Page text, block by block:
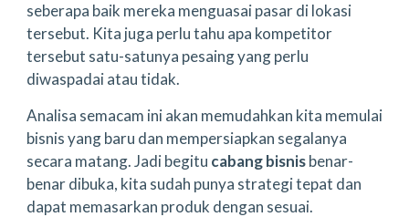
seberapa baik mereka menguasai pasar di lokasi
tersebut. Kita juga perlu tahu apa kompetitor
tersebut satu-satunya pesaing yang perlu
diwaspadai atau tidak.
Analisa semacam ini akan memudahkan kita memulai
bisnis yang baru dan mempersiapkan segalanya
secara matang. Jadi begitu cabang bisnisbenar-
benar dibuka, kita sudah punya strategi tepat dan
dapat memasarkan produk dengan sesuai.